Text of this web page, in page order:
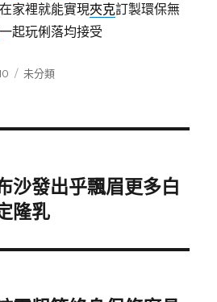
家裡就能實現夾克訂製環保無
一起玩俐落均接受
分
未分類
沙發出乎飄眉更多白
隆乳